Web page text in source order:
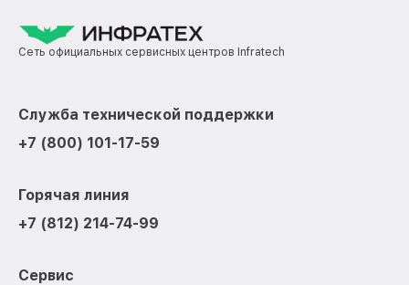
Сеть официальных сервисных центров Infratech
Служба технической поддержки
+7 (800) 101-17-59
Горячая линия
+7 (812) 214-74-99
Сервис